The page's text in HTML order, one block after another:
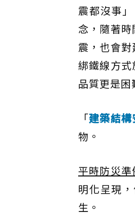
震都沒事
念，隨著
震，也會
綁鐵線方
品質更是困
「建築結構
物。
平時防災準
明化呈現
生。